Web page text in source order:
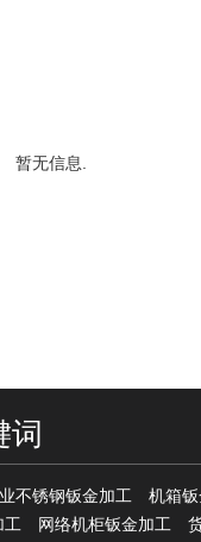
暂无信息.
词
不锈钢钣金加工 机箱
工 网络机柜钣金加工